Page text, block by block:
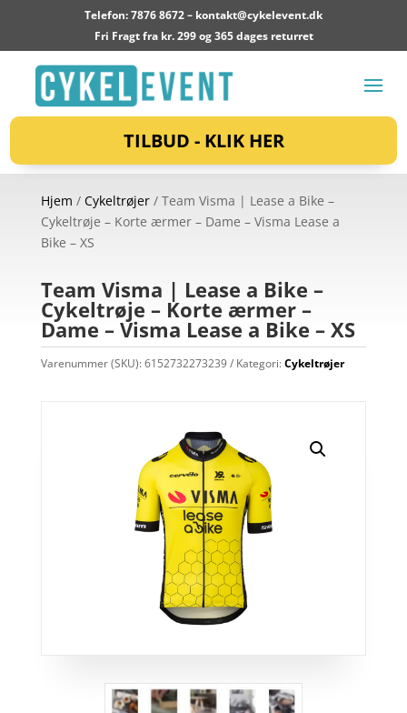
Telefon: 7876 8672 – kontakt@cykelevent.dk
Fri Fragt fra kr. 299 og 365 dages returret
TILBUD - KLIK HER
Hjem / Cykeltrøjer/ Team Visma | Lease a Bike –
Cykeltrøje – Korte ærmer – Dame – Visma Lease a
Bike – XS
Team Visma | Lease a Bike –
Cykeltrøje – Korte ærmer –
Dame – Visma Lease a Bike – XS
Varenummer (SKU):6152732273239 Kategori:Cykeltrøjer